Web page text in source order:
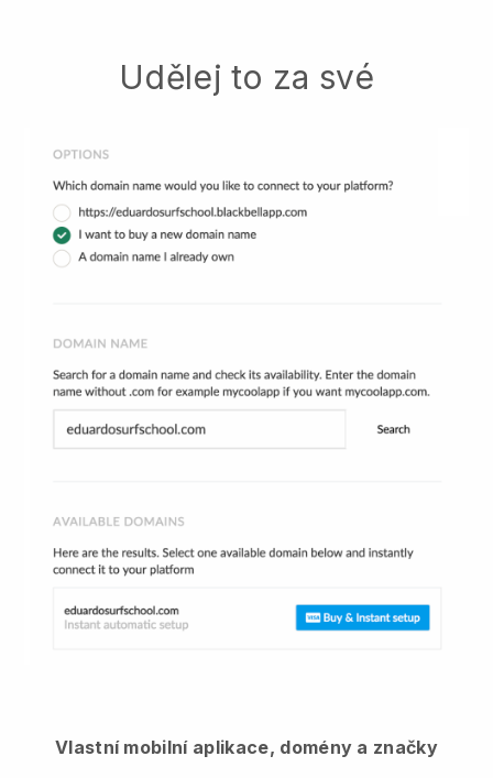
Udělej to za své
Vlastní mobilní aplikace, domény a značky